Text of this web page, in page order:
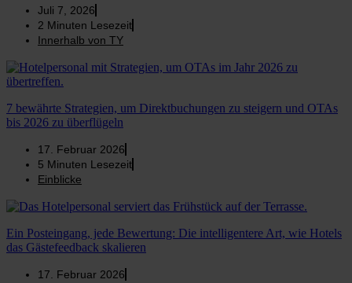
Juli 7, 2026
2 Minuten Lesezeit
Innerhalb von TY
7 bewährte Strategien, um Direktbuchungen zu steigern und OTAs
bis 2026 zu überflügeln
17. Februar 2026
5 Minuten Lesezeit
Einblicke
Ein Posteingang, jede Bewertung: Die intelligentere Art, wie Hotels
das Gästefeedback skalieren
17. Februar 2026